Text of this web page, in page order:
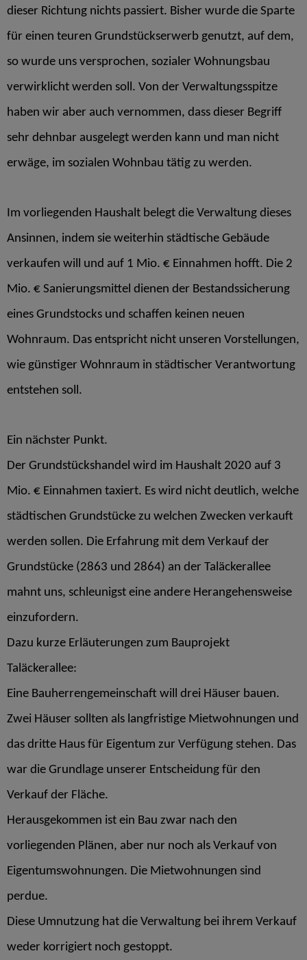
dieser Richtung nichts passiert. Bisher wurde die Sparte
für einen teuren Grundstückserwerb genutzt, auf dem,
so wurde uns versprochen, sozialer Wohnungsbau
verwirklicht werden soll. Von der Verwaltungsspitze
haben wir aber auch vernommen, dass dieser Begriff
sehr dehnbar ausgelegt werden kann und man nicht
erwäge, im sozialen Wohnbau tätig zu werden.
Im vorliegenden Haushalt belegt die Verwaltung dieses
Ansinnen, indem sie weiterhin städtische Gebäude
verkaufen will und auf 1 Mio. € Einnahmen hofft. Die 2
Mio. € Sanierungsmittel dienen der Bestandssicherung
eines Grundstocks und schaffen keinen neuen
Wohnraum. Das entspricht nicht unseren Vorstellungen,
wie günstiger Wohnraum in städtischer Verantwortung
entstehen soll.
Ein nächster Punkt.
Der Grundstückshandel wird im Haushalt 2020 auf 3
Mio. € Einnahmen taxiert. Es wird nicht deutlich, welche
städtischen Grundstücke zu welchen Zwecken verkauft
werden sollen. Die Erfahrung mit dem Verkauf der
Grundstücke (2863 und 2864) an der Taläckerallee
mahnt uns, schleunigst eine andere Herangehensweise
einzufordern.
Dazu kurze Erläuterungen zum Bauprojekt
Taläckerallee:
Eine Bauherrengemeinschaft will drei Häuser bauen.
Zwei Häuser sollten als langfristige Mietwohnungen und
das dritte Haus für Eigentum zur Verfügung stehen. Das
war die Grundlage unserer Entscheidung für den
Verkauf der Fläche.
Herausgekommen ist ein Bau zwar nach den
vorliegenden Plänen, aber nur noch als Verkauf von
Eigentumswohnungen. Die Mietwohnungen sind
perdue.
Diese Umnutzung hat die Verwaltung bei ihrem Verkauf
weder korrigiert noch gestoppt.